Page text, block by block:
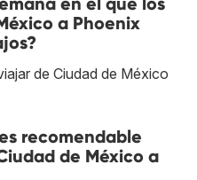
a Phoenix
de Ciudad de México
recomendable
de México a